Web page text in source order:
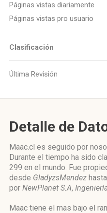
Páginas vistas diariamente
Páginas vistas pro usuario
Clasificación
Última Revisión
Detalle de
Maac.cl es seguido por
Durante el tiempo ha sido
299 en el mundo. Fue
desde GladyzsMendez hasta
por NewPlanet S.A,
Maac tiene el mas bajo el